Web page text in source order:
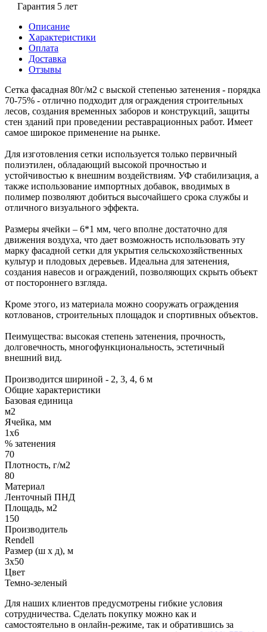
Гарантия 5 лет
Описание
Характеристики
Оплата
Доставка
Отзывы
Сетка фасадная 80г/м2 с выской степенью затенения - порядка
70-75% - отлично подходит для ограждения строительных
лесов, создания временных заборов и конструкций, защиты
стен зданий при проведении реставрационных работ. Имеет
самое широкое применение на рынке.
Для изготовления сетки используется только первичный
полиэтилен, обладающий высокой прочностью и
устойчивостью к внешним воздействиям. УФ стабилизация, а
также использование импортных добавок, вводимых в
полимер позволяют добиться высочайшего срока службы и
отличного визуального эффекта.
Размеры ячейки – 6*1 мм, чего вполне достаточно для
движения воздуха, что дает возможность использовать эту
марку фасадной сетки для укрытия сельскохозяйственных
культур и плодовых деревьев. Идеальна для затенения,
создания навесов и ограждений, позволяющих скрыть объект
от постороннего взгляда.
Кроме этого, из материала можно сооружать ограждения
котлованов, строительных площадок и спортивных объектов.
Пеимущества: высокая степень затенения, прочность,
долговечность, многофункциональность, эстетичный
внешний вид.
Производится шириной - 2, 3, 4, 6 м
Общие характеристики
Базовая единица
м2
Ячейка, мм
1х6
% затенения
70
Плотность, г/м2
80
Материал
Ленточный ПНД
Площадь, м2
150
Производитель
Rendell
Размер (ш х д), м
3х50
Цвет
Темно-зеленый
Для наших клиентов предусмотрены гибкие условия
сотрудничества. Сделать покупку можно как и
самостоятельно в онлайн-режиме, так и обратившись за